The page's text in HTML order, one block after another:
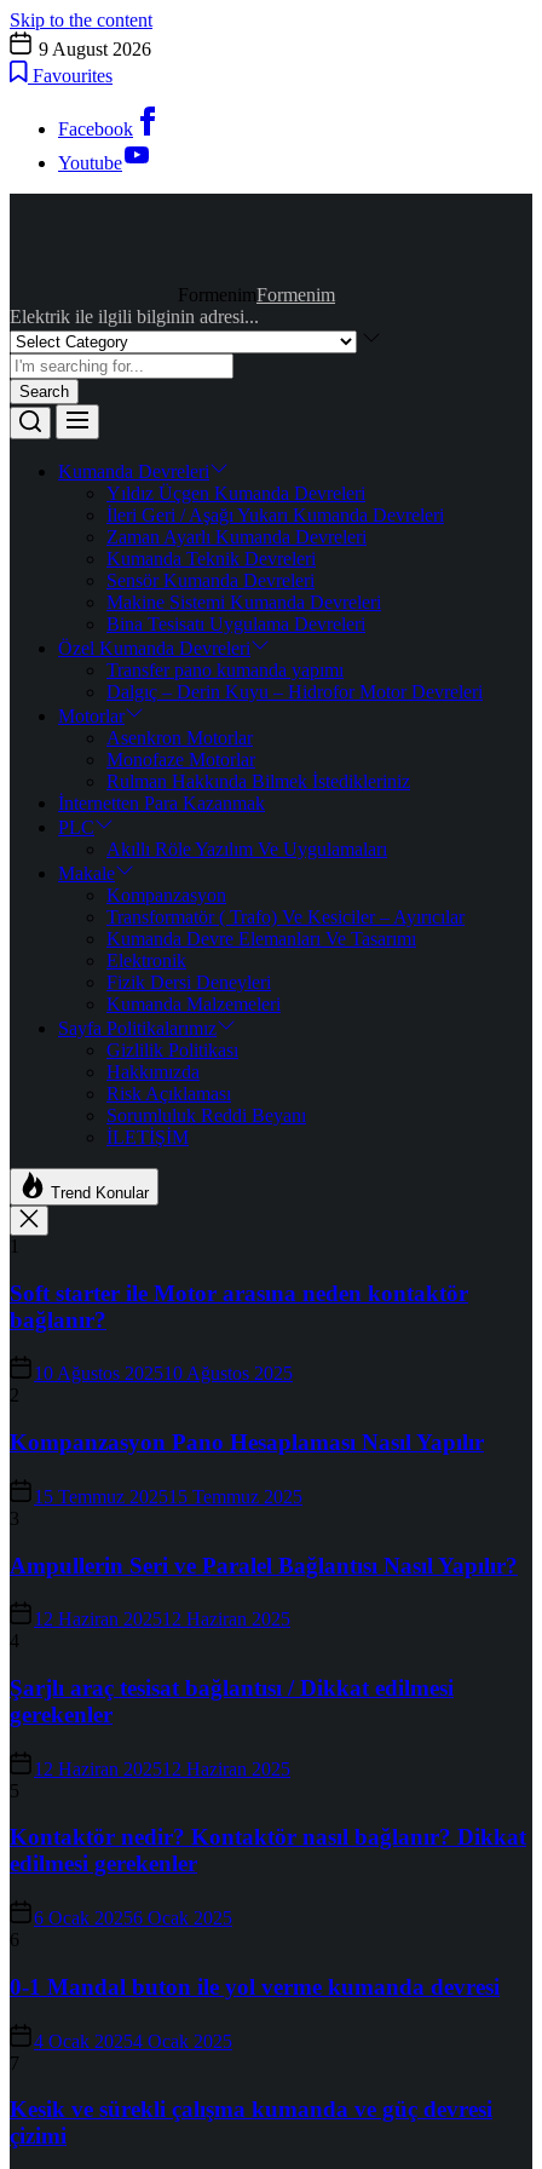
Skip to the content
9 August 2026
Favourites
Facebook
Youtube
FormenimFormenim
Elektrik ile ilgili bilginin adresi...
Search
Kumanda Devreleri
Yıldız Üçgen Kumanda Devreleri
İleri Geri / Aşağı Yukarı Kumanda Devreleri
Zaman Ayarlı Kumanda Devreleri
Kumanda Teknik Devreleri
Sensör Kumanda Devreleri
Makine Sistemi Kumanda Devreleri
Bina Tesisatı Uygulama Devreleri
Özel Kumanda Devreleri
Transfer pano kumanda yapımı
Dalgıç – Derin Kuyu – Hidrofor Motor Devreleri
Motorlar
Asenkron Motorlar
Monofaze Motorlar
Rulman Hakkında Bilmek İstedikleriniz
İnternetten Para Kazanmak
PLC
Akıllı Röle Yazılım Ve Uygulamaları
Makale
Kompanzasyon
Transformatör ( Trafo) Ve Kesiciler – Ayırıcılar
Kumanda Devre Elemanları Ve Tasarımı
Elektronik
Fizik Dersi Deneyleri
Kumanda Malzemeleri
Sayfa Politikalarımız
Gizlilik Politikası
Hakkımızda
Risk Açıklaması
Sorumluluk Reddi Beyanı
İLETİŞİM
Trend Konular
1
Soft starter ile Motor arasına neden kontaktör
bağlanır?
10 Ağustos 202510 Ağustos 2025
2
Kompanzasyon Pano Hesaplaması Nasıl Yapılır
15 Temmuz 202515 Temmuz 2025
3
Ampullerin Seri ve Paralel Bağlantısı Nasıl Yapılır?
12 Haziran 202512 Haziran 2025
4
Şarjlı araç tesisat bağlantısı / Dikkat edilmesi
gerekenler
12 Haziran 202512 Haziran 2025
5
Kontaktör nedir? Kontaktör nasıl bağlanır? Dikkat
edilmesi gerekenler
6 Ocak 20256 Ocak 2025
6
0-1 Mandal buton ile yol verme kumanda devresi
4 Ocak 20254 Ocak 2025
7
Kesik ve sürekli çalışma kumanda ve güç devresi
çizimi